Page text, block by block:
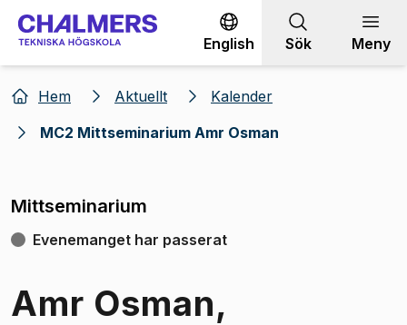
Gå till innehållet
English Sök Meny
Hem Aktuellt
Kalender
MC2 Mittseminarium Amr Osman
Mittseminarium
Evenemanget har passerat
Amr Osman,